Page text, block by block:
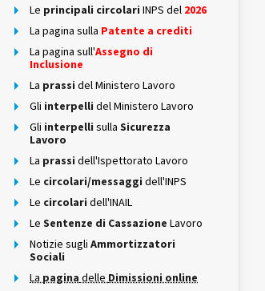
Le principali circolari INPS del 2026
La pagina sulla Patente a crediti
La pagina sull'Assegno di
Inclusione
La prassi del Ministero Lavoro
Gli interpelli del Ministero Lavoro
Gli interpelli sulla Sicurezza
Lavoro
La prassi dell'Ispettorato Lavoro
Le circolari/messaggi dell'INPS
Le circolari dell'INAIL
Le Sentenze di Cassazione Lavoro
Notizie sugli Ammortizzatori
Sociali
La pagina delle Dimissioni online